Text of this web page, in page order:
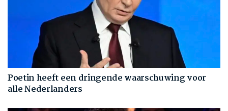
Poetin heeft een dringende waarschuwing voor
alle Nederlanders